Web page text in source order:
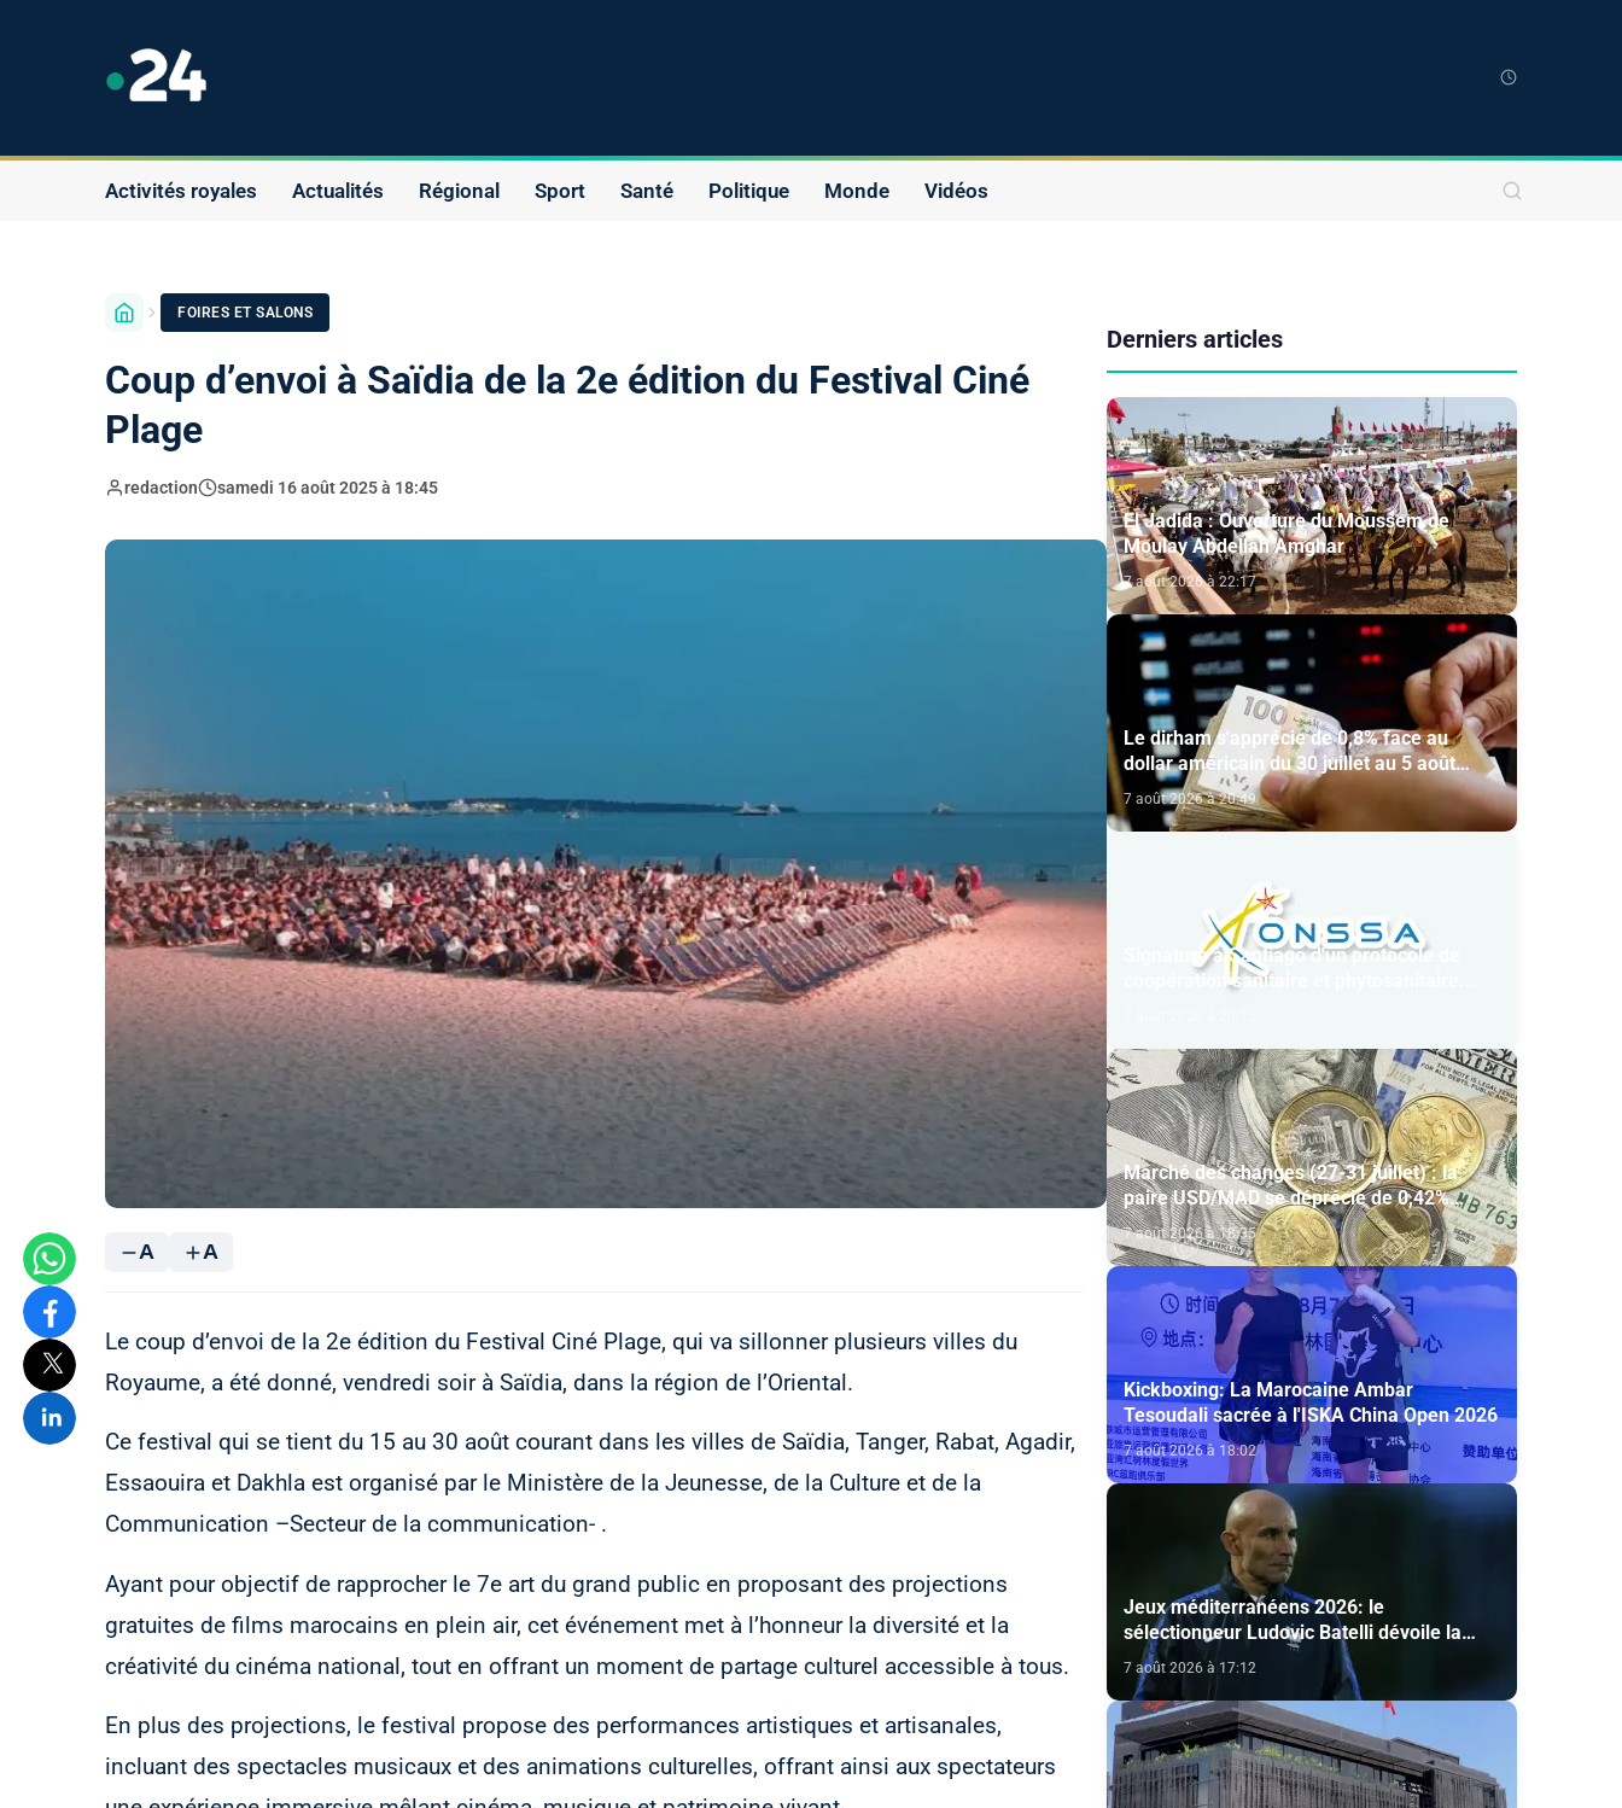
Activités royales Actualités Régional Sport Santé Politique Monde Vidéos
FOIRES ET SALONS
Coup d’envoi à Saïdia de la 2e édition du Festival Ciné
Plage
redaction samedi 16 août 2025 à 18:45
A A
Le coup d’envoi de la 2e édition du Festival Ciné Plage, qui va sillonner plusieurs villes du
Royaume, a été donné, vendredi soir à Saïdia, dans la région de l’Oriental.
Ce festival qui se tient du 15 au 30 août courant dans les villes de Saïdia, Tanger, Rabat, Agadir,
Essaouira et Dakhla est organisé par le Ministère de la Jeunesse, de la Culture et de la
Communication –Secteur de la communication- .
Ayant pour objectif de rapprocher le 7e art du grand public en proposant des projections
gratuites de films marocains en plein air, cet événement met à l’honneur la diversité et la
créativité du cinéma national, tout en offrant un moment de partage culturel accessible à tous.
En plus des projections, le festival propose des performances artistiques et artisanales,
incluant des spectacles musicaux et des animations culturelles, offrant ainsi aux spectateurs
Derniers articles
El Jadida : Ouverture du Moussem de
Moulay Abdellah Amghar
7 août 2026 à 22:17
Le dirham s'apprécie de 0,8% face au
dollar américain du 30 juillet au 5 août
(BAM)
7 août 2026 à 20:49
Signature à Santiago d'un protocole de
coopération sanitaire et phytosanitaire
Marché des changes (27-31 juillet) : la
paire USD/MAD se déprécie de 0,42%
(AGR)
7 août 2026 à 18:35
Kickboxing: La Marocaine Ambar
Tesoudali sacrée à l'ISKA China Open 2026
7 août 2026 à 18:02
Jeux méditerranéens 2026: le
sélectionneur Ludovic Batelli dévoile la
liste finale de l'équipe nationale U20
7 août 2026 à 17:12